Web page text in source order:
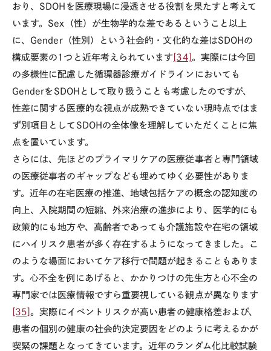
おり、 SDOH を医療現場に浸透させる役割を果たすと考えて
います。 Sex
（性）が生物学的な差であるということ以上
に、 Gender（性別）という社会的・文化的な差はSDOH の
構成要素の 1 つと近年考えられています [34] 。実際には今回
の多様性に配慮した循環器診療ガイドラインにおいても
Genderを SDOH として取り扱うことも考慮したのですが、
性差に関する医療的な視点が成熟できていない現時点ではま
ず別項目として SDOH の全体像を理解していただくことに焦
点を置いています。
さらには、先ほどのプライマリケアの医療従事者と専門領域
の医療従事者のギャップなども埋めてゆく必要性がありま
す。近年の在宅医療の推進、地域包括ケアの概念の認知度の
向上、入院期間の短縮、外来治療の進歩により、医学的にも
政策的にも地方や、高齢者であっても介護施設や在宅の領域
にハイリスク患者が多く存在するようになってきました。こ
のような場面においてケア移行で問題が起きることもありま
す。心不全を例にあげると、かかりつけの先生方と心不全の
専門家では医療情報ですら重要視している観点が異なります
[35] 。実際にイベントリスクが高い患者の健康格差および、
患者の個別の健康の社会的決定要因をどのように考えるかが
喫緊の課題となってきています。近年のランダム化比較試験